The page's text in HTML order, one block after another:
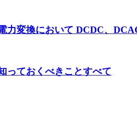
力変換において DCDC、
っておくべきことすべて